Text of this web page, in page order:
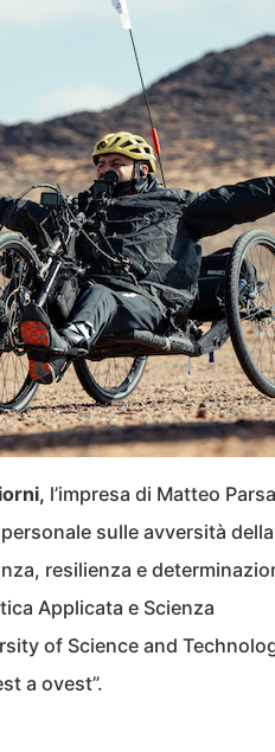
l’impresa di Matteo
sulle avversità
resilienza e
Applicata e Scienza
of Science and
a ovest”.